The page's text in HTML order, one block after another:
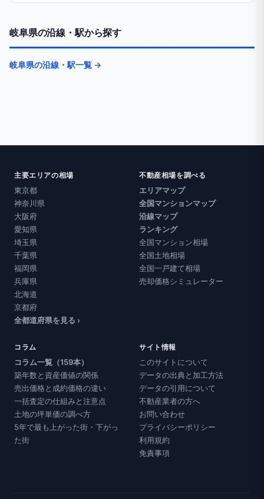
岐阜県の沿線・駅から探す
岐阜県の沿線・駅一覧 →
主要エリアの相場
東京都
神奈川県
大阪府
愛知県
埼玉県
千葉県
福岡県
兵庫県
北海道
京都府
全都道府県を見る ›
不動産相場を調べる
エリアマップ
全国マンションマップ
沿線マップ
ランキング
全国マンション相場
全国土地相場
全国一戸建て相場
売却価格シミュレーター
コラム
コラム一覧（159本）
築年数と資産価値の関係
売出価格と成約価格の違い
一括査定の仕組みと注意点
土地の坪単価の調べ方
5年で最も上がった街・下がっ
た街
サイト情報
このサイトについて
データの出典と加工方法
データの引用について
不動産業者の方へ
お問い合わせ
プライバシーポリシー
利用規約
免責事項